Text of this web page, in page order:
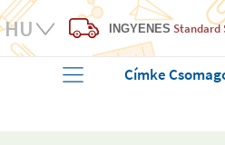
INGYENES Standard
Címke